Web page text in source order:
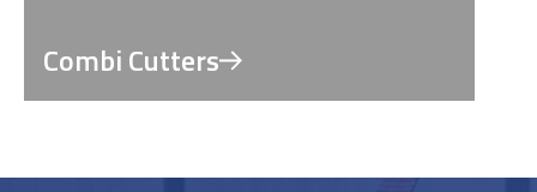
Combi Cutters